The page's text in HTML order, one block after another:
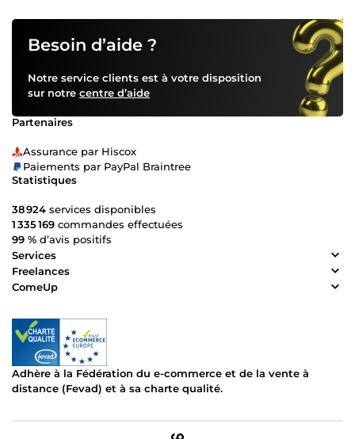
Besoin d’aide ?
Notre service clients est à votre disposition
sur notre centre d’aide
Partenaires
Assurance par Hiscox
Paiements par PayPal Braintree
Statistiques
38 924 services disponibles
1 335 169 commandes effectuées
99 % d’avis positifs
Services
Freelances
ComeUp
Adhère à la Fédération du e-commerce et de la vente à
distance (Fevad) et à sa charte qualité.